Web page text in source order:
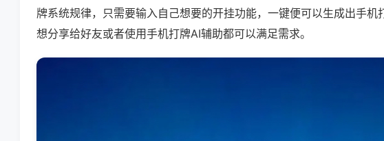
牌系统规律，只需要输入自己想要的开挂功能，一键便可以生成出手机
想分享给好友或者使用手机打牌AI辅助都可以满足需求。